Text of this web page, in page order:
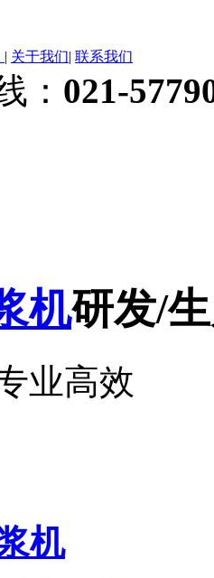
| 关于我们| 联系我们
： 021-
机研发/
业高效
机